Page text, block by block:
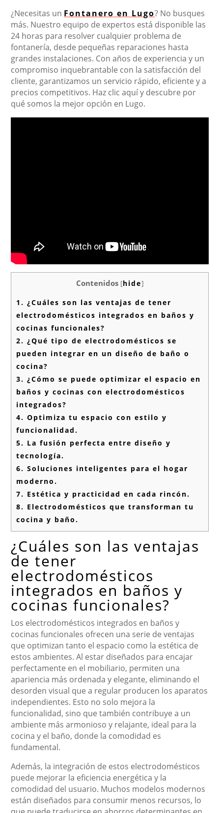
¿Necesitas un Fontanero en Lugo? No busques
más. Nuestro equipo de expertos está disponible las
24 horas para resolver cualquier problema de
fontanería, desde pequeñas reparaciones hasta
grandes instalaciones. Con años de experiencia y un
compromiso inquebrantable con la satisfacción del
cliente, garantizamos un servicio rápido, eficiente y a
precios competitivos. Haz clic aquí y descubre por
qué somos la mejor opción en Lugo.
Contenidos [hide]
1. ¿Cuáles son las ventajas de tener
electrodomésticos integrados en baños y
cocinas funcionales?
2. ¿Qué tipo de electrodomésticos se
pueden integrar en un diseño de baño o
cocina?
3. ¿Cómo se puede optimizar el espacio en
baños y cocinas con electrodomésticos
integrados?
4. Optimiza tu espacio con estilo y
funcionalidad.
5. La fusión perfecta entre diseño y
tecnología.
6. Soluciones inteligentes para el hogar
moderno.
7. Estética y practicidad en cada rincón.
8. Electrodomésticos que transforman tu
cocina y baño.
¿Cuáles son las ventajas
de tener
electrodomésticos
integrados en baños y
cocinas funcionales?
Los electrodomésticos integrados en baños y
cocinas funcionales ofrecen una serie de ventajas
que optimizan tanto el espacio como la estética de
estos ambientes. Al estar diseñados para encajar
perfectamente en el mobiliario, permiten una
apariencia más ordenada y elegante, eliminando el
desorden visual que a regular producen los aparatos
independientes. Esto no solo mejora la
funcionalidad, sino que también contribuye a un
ambiente más armonioso y relajante, ideal para la
cocina y el baño, donde la comodidad es
fundamental.
Además, la integración de estos electrodomésticos
puede mejorar la eficiencia energética y la
comodidad del usuario. Muchos modelos modernos
están diseñados para consumir menos recursos, lo